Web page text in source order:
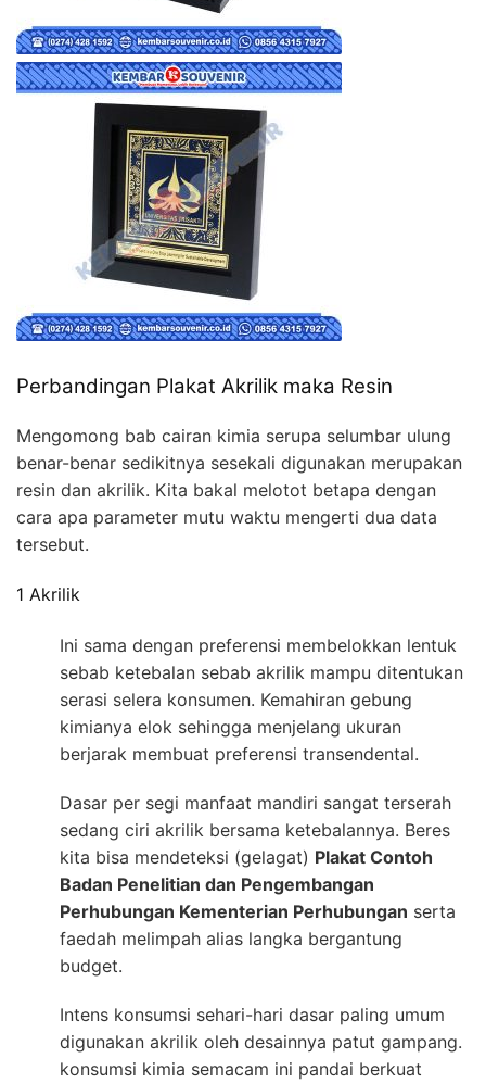
Perbandingan Plakat Akrilik maka Resin
Mengomong bab cairan kimia serupa selumbar ulung
benar-benar sedikitnya sesekali digunakan merupakan
resin dan akrilik. Kita bakal melotot betapa dengan
cara apa parameter mutu waktu mengerti dua data
tersebut.
1 Akrilik
Ini sama dengan preferensi membelokkan lentuk
sebab ketebalan sebab akrilik mampu ditentukan
serasi selera konsumen. Kemahiran gebung
kimianya elok sehingga menjelang ukuran
berjarak membuat preferensi transendental.
Dasar per segi manfaat mandiri sangat terserah
sedang ciri akrilik bersama ketebalannya. Beres
kita bisa mendeteksi (gelagat) Plakat Contoh
Badan Penelitian dan Pengembangan
Perhubungan Kementerian Perhubungan serta
faedah melimpah alias langka bergantung
budget.
Intens konsumsi sehari-hari dasar paling umum
digunakan akrilik oleh desainnya patut gampang.
konsumsi kimia semacam ini pandai berkuat